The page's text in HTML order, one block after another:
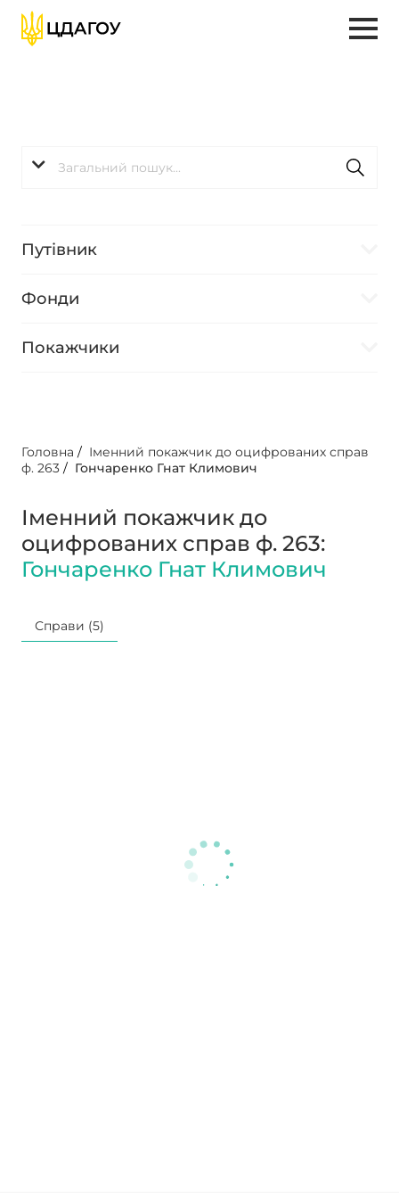
Путівник
Фонди
Покажчики
Головна / Іменний покажчик до оцифрованих справ
ф. 263 / Гончаренко Гнат Климович
Іменний покажчик до
оцифрованих справ ф. 263:
Гончаренко Гнат Климович
Справи (5)